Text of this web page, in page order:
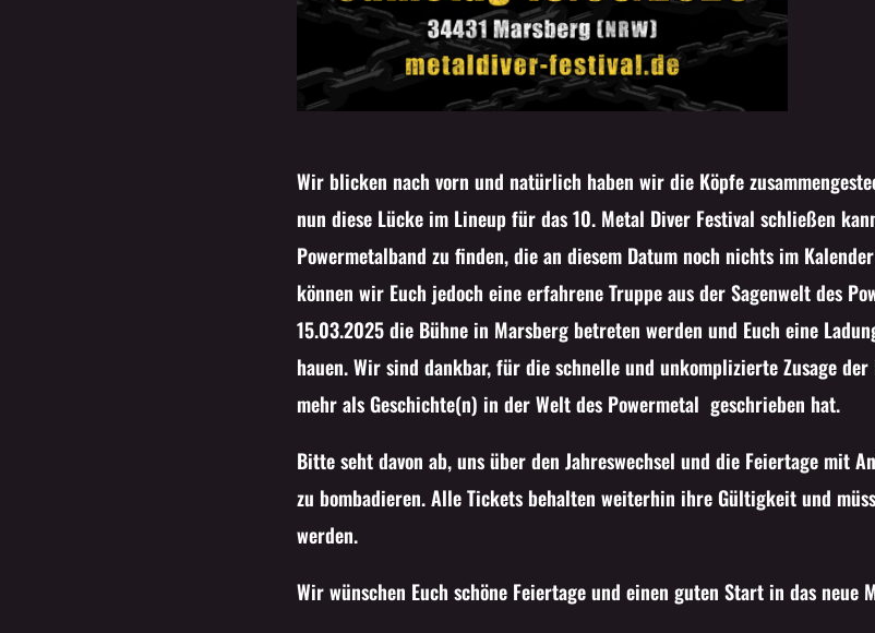
Wir blicken nach vorn und natürlich haben wir die Köpfe
nun diese Lücke im Lineup für das 10. Metal Diver Festival schließen
Powermetalband zu finden, die an diesem Datum noch nichts im
können wir Euch jedoch eine erfahrene Truppe aus der Sagenwelt des
15.03.2025 die Bühne in Marsberg betreten werden und Euch eine
hauen. Wir sind dankbar, für die schnelle und unkomplizierte Zusage
mehr als Geschichte(n) in der Welt des Powermetal geschrieben hat.
Bitte seht davon ab, uns über den Jahreswechsel und die Feiertage mit
zu bombadieren. Alle Tickets behalten weiterhin ihre Gültigkeit und
werden.
Wir wünschen Euch schöne Feiertage und einen guten Start in das neue